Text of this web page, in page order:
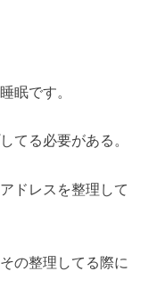
眠です。
てる必要がある。
ドレスを整理して
の整理してる際に